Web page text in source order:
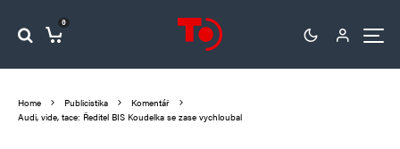
0
Home Publicistika
Komentář
Audi, vide, tace: Ředitel BIS Koudelka se zase vychloubal